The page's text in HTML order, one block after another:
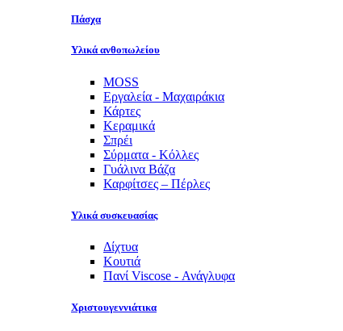
Πάσχα
Υλικά ανθοπωλείου
MOSS
Εργαλεία - Μαχαιράκια
Κάρτες
Κεραμικά
Σπρέι
Σύρματα - Κόλλες
Γυάλινα Βάζα
Καρφίτσες – Πέρλες
Υλικά συσκευασίας
Δίχτυα
Κουτιά
Πανί Viscose - Ανάγλυφα
Χριστουγεννιάτικα